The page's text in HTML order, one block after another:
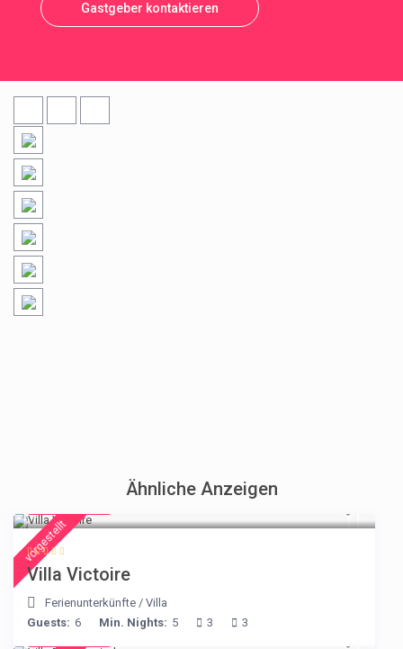
Gastgeber kontaktieren
Ähnliche Anzeigen
vorgestellt
Villa Victoire
Ferienunterkünfte /Villa
Guests: 6 Min. Nights: 5 3 3